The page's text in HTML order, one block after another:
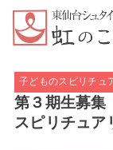
子どものスピリチュ
第３期生募
スピリチュア